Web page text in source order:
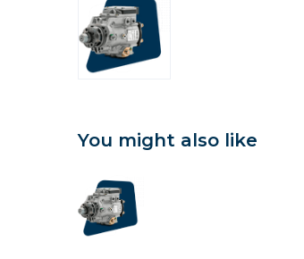
You might also like